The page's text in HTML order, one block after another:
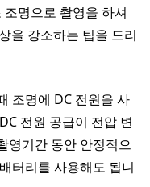
명으로 촬영을 하셔
을 강소하는 팁을 드리
조명에 DC 전원을 사
전원 공급이 전압 변
영기간 동안 안정적으
터리를 사용해도 됩니